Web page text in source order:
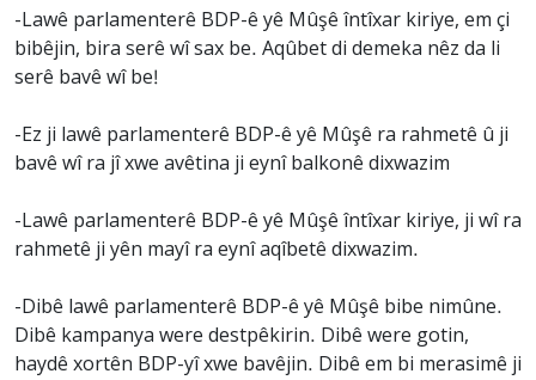
-Lawê parlamenterê BDP-ê yê Mûşê întîxar kiriye, em çi
bibêjin, bira serê wî sax be. Aqûbet di demeka nêz da li
serê bavê wî be!
-Ez ji lawê parlamenterê BDP-ê yê Mûşê ra rahmetê û ji
bavê wî ra jî xwe avêtina ji eynî balkonê dixwazim
-Lawê parlamenterê BDP-ê yê Mûşê întîxar kiriye, ji wî ra
rahmetê ji yên mayî ra eynî aqîbetê dixwazim.
-Dibê lawê parlamenterê BDP-ê yê Mûşê bibe nimûne.
Dibê kampanya were destpêkirin. Dibê were gotin,
haydê xortên BDP-yî xwe bavêjin. Dibê em bi merasimê ji